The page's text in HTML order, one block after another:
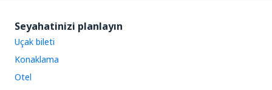
Seyahatinizi planlayın
Uçak bileti
Konaklama
Otel